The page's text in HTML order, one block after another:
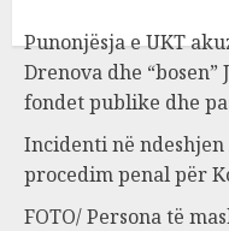
Punonjësja e UKT
Drenova dhe
fondet publike dhe
Incidenti në
procedim penal për
FOTO/ Persona të